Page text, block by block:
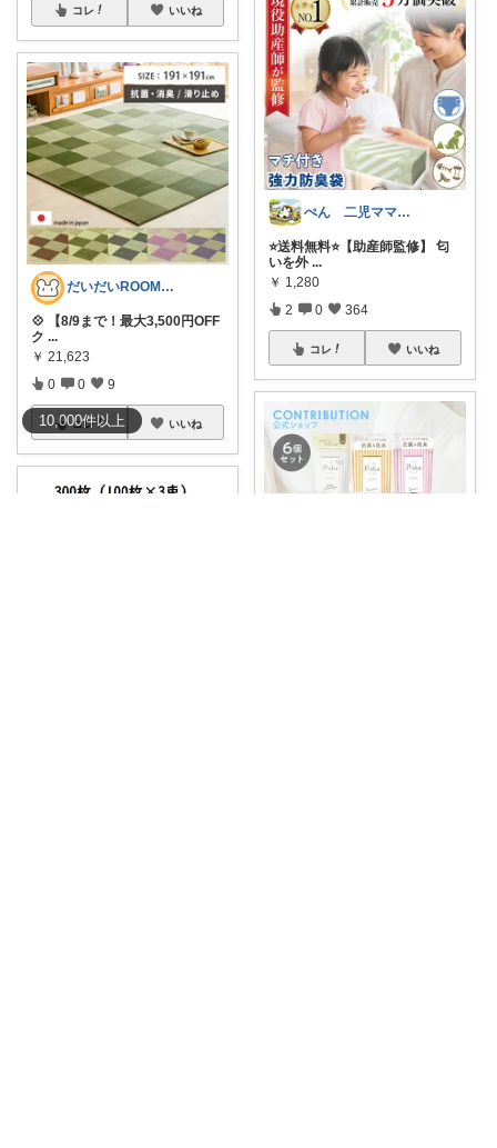
10,000件以上
コレ いいね
だいだいROOM@整う暮らし｜インテリア
💠 【8/9まで！最大3,500円OFF
ク ...
￥ 21,623
0 0 9
コレ いいね
ぺん 二児ママ ゆるんとライフ
⭐️送料無料⭐️【助産師監修】 匂
いを外 ...
￥ 1,280
2 0 364
コレ いいね